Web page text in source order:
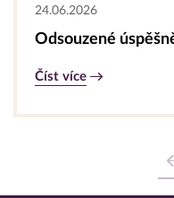
24.06.2026
Odsouzené
Číst více